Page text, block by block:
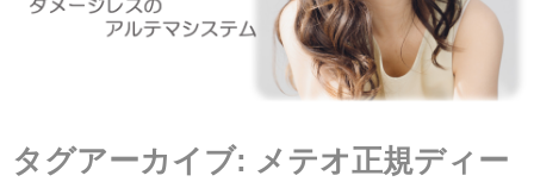
タグアーカイブ: メテオ正規ディー